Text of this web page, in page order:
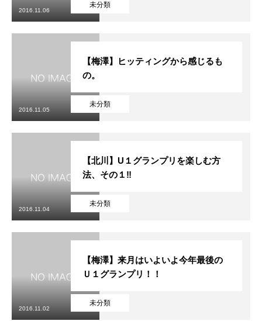
未分類
2016.11.06
未分類
【梅澤】ヒッティングから感じるも
の。
2016.11.05
未分類
【北川】U１グランプリを楽しむ方
法、その１‼︎
2016.11.04
未分類
【梅澤】来月はいよいよ今年最後の
Ｕ１グランプリ！！
2016.11.02